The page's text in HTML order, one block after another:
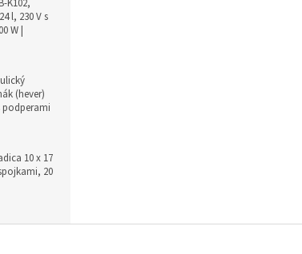
K102,
l, 230 V s
W |
(hever)
podperami
10 x 17
20